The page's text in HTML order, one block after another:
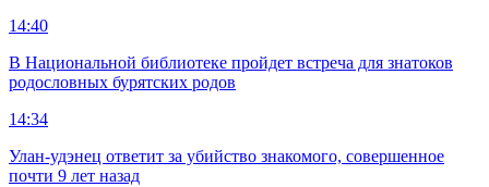
14:40
В Национальной библиотеке пройдет встреча для знатоков
родословных бурятских родов
14:34
Улан-удэнец ответит за убийство знакомого, совершенное
почти 9 лет назад